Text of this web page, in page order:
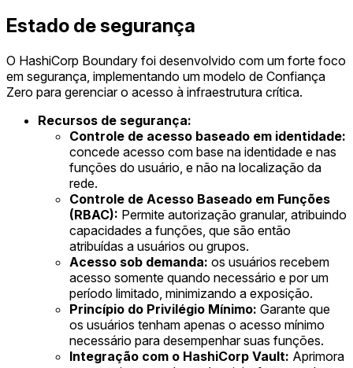
Estado de segurança
O HashiCorp Boundary foi desenvolvido com um forte foco
em segurança, implementando um modelo de Confiança
Zero para gerenciar o acesso à infraestrutura crítica.
Recursos de segurança:
Controle de acesso baseado em identidade:
concede acesso com base na identidade e nas
funções do usuário, e não na localização da
rede.
Controle de Acesso Baseado em Funções
(RBAC): Permite autorização granular, atribuindo
capacidades a funções, que são então
atribuídas a usuários ou grupos.
Acesso sob demanda: os usuários recebem
acesso somente quando necessário e por um
período limitado, minimizando a exposição.
Princípio do Privilégio Mínimo: Garante que
os usuários tenham apenas o acesso mínimo
necessário para desempenhar suas funções.
Integração com o HashiCorp Vault: Aprimora